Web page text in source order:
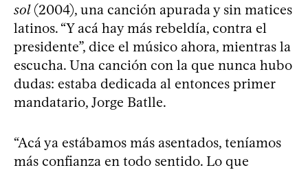
sol(2004), una canción apurada y sin matices
latinos. “Y acá hay más rebeldía, contra el
presidente”, dice el músico ahora, mientras la
escucha. Una canción con la que nunca hubo
dudas: estaba dedicada al entonces primer
mandatario, Jorge Batlle.
“Acá ya estábamos más asentados, teníamos
más confianza en todo sentido. Lo que